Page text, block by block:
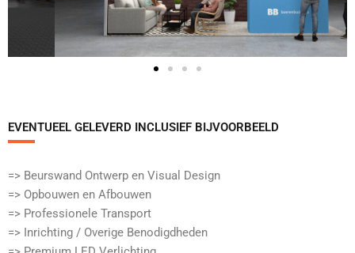
EVENTUEEL GELEVERD INCLUSIEF BIJVOORBEELD​
=> Beurswand Ontwerp en Visual Design
=> Opbouwen en Afbouwen
=> Professionele Transport
=> Inrichting / Overige Benodigdheden